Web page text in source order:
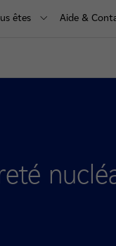
êtes Aide &